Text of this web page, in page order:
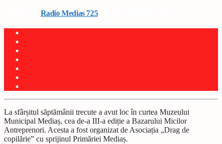
Radio Medias 725on 23 septembrie 2025
La sfârșitul săptămânii trecute a avut loc în curtea Muzeului
Municipal Mediaș, cea de-a III-a ediție a Bazarului Micilor
Antreprenori. Acesta a fost organizat de Asociația „Drag de
copilărie” cu sprijinul Primăriei Mediaș.